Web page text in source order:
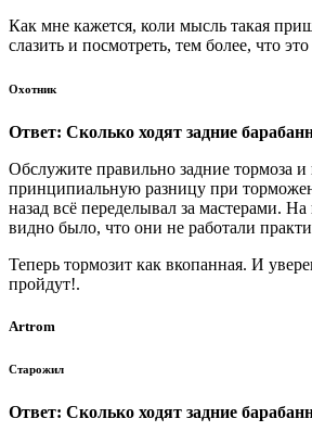
Как мне кажется, коли мысль такая
слазить и посмотреть, тем более, что
Охотник
Ответ: Сколько ходят задние
Обслужите правильно задние тормоза и
принципиальную разницу при
назад всё переделывал за мастерами. На
видно было, что они не работали
Теперь тормозит как вкопанная. И
пройдут!.
Artrom
Старожил
Ответ: Сколько ходят задние